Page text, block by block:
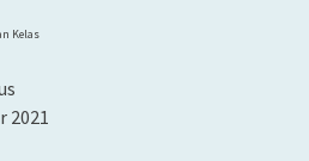
Kelas
2021